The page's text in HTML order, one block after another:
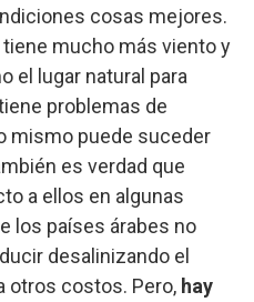
cosas mejores.
tiene mucho más viento y
el lugar natural para
problemas de
mismo puede suceder
es verdad que
a ellos en algunas
los países árabes no
desalinizando el
otros costos. Pero, hay